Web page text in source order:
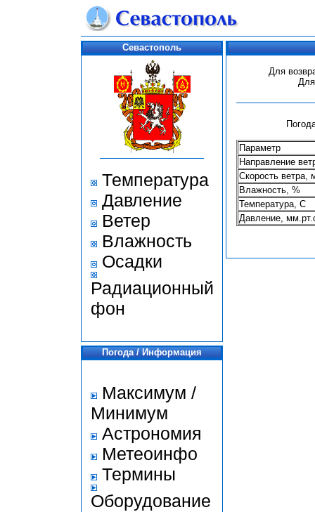
Севастополь
Температура
Давление
Ветер
Влажность
Осадки
Радиационный
фон
Погода / Информация
Максимум /
Минимум
Астрономия
Метеоинфо
Термины
Оборудование
Для
Параметр
Направление
Скорость ветра,
Влажность, %
Температура, С
Давление,